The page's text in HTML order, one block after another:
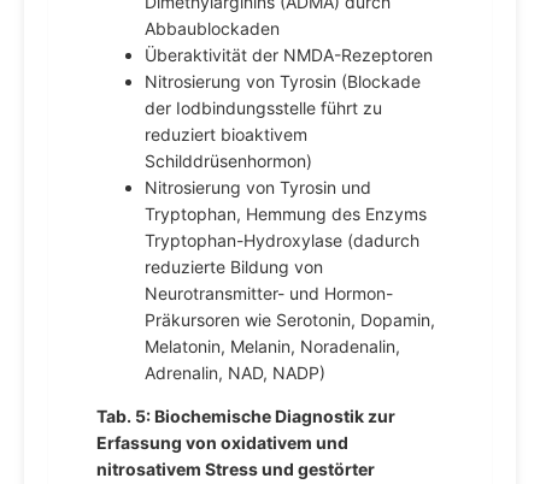
Abbaublockaden
Überaktivität der NMDA-Rezeptoren
Nitrosierung von Tyrosin (Blockade
der Iodbindungsstelle führt zu
reduziert bioaktivem
Schilddrüsenhormon)
Nitrosierung von Tyrosin und
Tryptophan, Hemmung des Enzyms
Tryptophan-Hydroxylase (dadurch
reduzierte Bildung von
Neurotransmitter- und Hormon-
Präkursoren wie Serotonin, Dopamin,
Melatonin, Melanin, Noradenalin,
Adrenalin, NAD, NADP)
Tab. 5: Biochemische Diagnostik zur
Erfassung von oxidativem und
nitrosativem Stress und gestörter